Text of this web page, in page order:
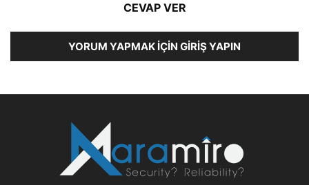
CEVAP VER
YORUM YAPMAK İÇIN GIRIŞ YAPIN